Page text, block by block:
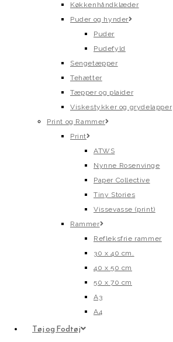
Køkkenhåndklæder
Puder og hynder
Puder
Pudefyld
Sengetæpper
Tehætter
Tæpper og plaider
Viskestykker og grydelapper
Print og Rammer
Print
ATWS
Nynne Rosenvinge
Paper Collective
Tiny Stories
Vissevasse (print)
Rammer
Refleksfrie rammer
30 x 40 cm.
40 x 50 cm
50 x 70 cm
A3
A4
Tøj og Fodtøj